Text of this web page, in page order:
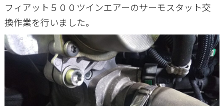
工場通信
お問い合わせ
フィアット５００ツインエアーのサーモスタット交
換作業を行いました。